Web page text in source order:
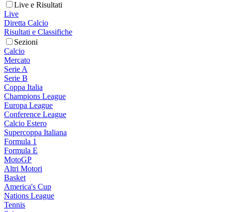
Live e Risultati
Live
Diretta Calcio
Risultati e Classifiche
Sezioni
Calcio
Mercato
Serie A
Serie B
Coppa Italia
Champions League
Europa League
Conference League
Calcio Estero
Supercoppa Italiana
Formula 1
Formula E
MotoGP
Altri Motori
Basket
America's Cup
Nations League
Tennis